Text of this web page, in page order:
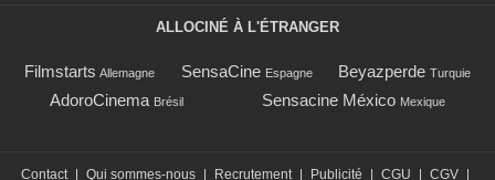
ALLOCINÉ À L'ÉTRANGER
Filmstarts Allemagne SensaCine Espagne Beyazperde Turquie
AdoroCinema Brésil Sensacine México Mexique
Contact Qui sommes-nous Recrutement Publicité CGU CGV